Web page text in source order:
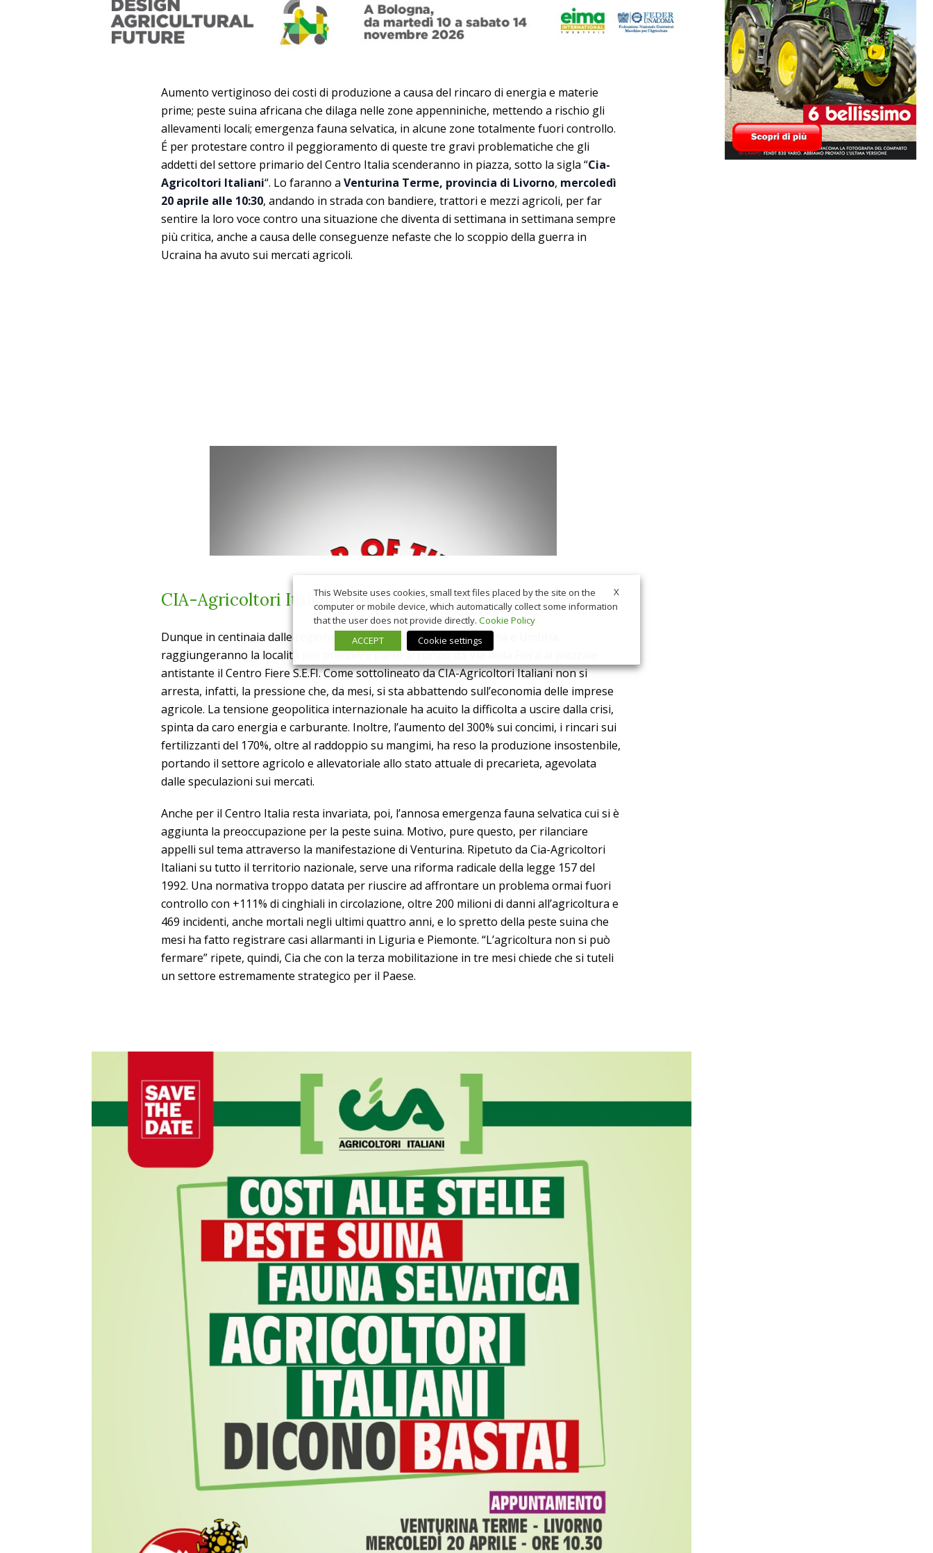
Aumento vertiginoso dei costi di produzione a causa del rincaro di energia e materie
prime; peste suina africana che dilaga nelle zone appenniniche, mettendo a rischio gli
allevamenti locali; emergenza fauna selvatica, in alcune zone totalmente fuori controllo.
É per protestare contro il peggioramento di queste tre gravi problematiche che gli
addetti del settore primario del Centro Italia scenderanno in piazza, sotto la sigla “Cia-
Agricoltori Italiani“. Lo faranno a Venturina Terme, provincia di Livorno, mercoledì
20 aprile alle 10:30, andando in strada con bandiere, trattori e mezzi agricoli, per far
sentire la loro voce contro una situazione che diventa di settimana in settimana sempre
più critica, anche a causa delle conseguenze nefaste che lo scoppio della guerra in
Ucraina ha avuto sui mercati agricoli.
CIA-Agricoltori Italiani si mobilita ancora
Dunque in centinaia dalle regioni Abruzzo, Lazio, Marche, Toscana e Umbria
raggiungeranno la località per prendere parte al corteo da Via della Fiera al piazzale
antistante il Centro Fiere S.E.FI. Come sottolineato da CIA-Agricoltori Italiani non si
arresta, infatti, la pressione che, da mesi, si sta abbattendo sull’economia delle imprese
agricole. La tensione geopolitica internazionale ha acuito la difficolta a uscire dalla crisi,
spinta da caro energia e carburante. Inoltre, l’aumento del 300% sui concimi, i rincari sui
fertilizzanti del 170%, oltre al raddoppio su mangimi, ha reso la produzione insostenbile,
portando il settore agricolo e allevatoriale allo stato attuale di precarieta, agevolata
dalle speculazioni sui mercati.
Anche per il Centro Italia resta invariata, poi, l’annosa emergenza fauna selvatica cui si è
aggiunta la preoccupazione per la peste suina. Motivo, pure questo, per rilanciare
appelli sul tema attraverso la manifestazione di Venturina. Ripetuto da Cia-Agricoltori
Italiani su tutto il territorio nazionale, serve una riforma radicale della legge 157 del
1992. Una normativa troppo datata per riuscire ad affrontare un problema ormai fuori
controllo con +111% di cinghiali in circolazione, oltre 200 milioni di danni all’agricoltura e
469 incidenti, anche mortali negli ultimi quattro anni, e lo spretto della peste suina che
mesi ha fatto registrare casi allarmanti in Liguria e Piemonte. “L’agricoltura non si può
fermare” ripete, quindi, Cia che con la terza mobilitazione in tre mesi chiede che si tuteli
un settore estremamente strategico per il Paese.
X
This Website uses cookies, small text files placed by the site on the
computer or mobile device, which automatically collect some information
that the user does not provide directly. Cookie Policy
ACCEPT
Cookie settings